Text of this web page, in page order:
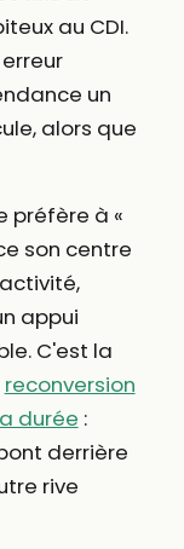
au CDI.
un
alors que
préfère à «
son centre
appui
C'est la
reconversion
durée :
derrière
rive